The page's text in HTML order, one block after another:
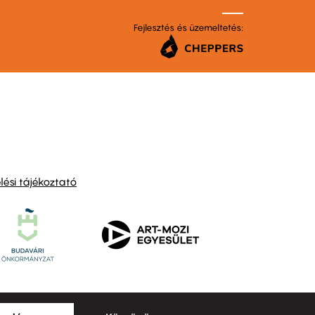
Fejlesztés és üzemeltetés:
tájékoztató